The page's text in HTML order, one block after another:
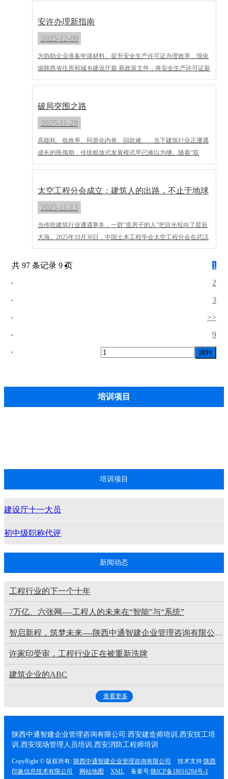
安许办理新指南
2025-12-09
为协助企业准备申请材料、提升安全生产许可证办理效率，现依
据陕西省住房和城乡建设厅最 新政策文件，将安全生产许可证新
申请与延期办理的核心条件、合规重点及操作建议进行系统梳
破局突围之路
2025-11-28
高能耗、低效率、同质化内卷、回款难……当下建筑行业正遭遇
成长的瓶颈期，传统粗放式发展模式早已难以为继。随着“双
碳”政策推进、数字化浪潮袭来，以及市场竞争的白热化，主动
题”！作为深耕行业的工程人，这4条转型出路须提前布局，才能
在洗牌期站稳脚跟！
太空工程分会成立：建筑人的出路，不止于地球
2025-11-13
当传统建筑行业遭遇寒冬，一群"造房子的人"把目光投向了星辰
大海。‌2025年10月30日，中国土木工程学会太空工程分会在武汉
正式成立，210余名来自高校、科研院所和工程单位的代表齐聚
一堂。这个由华中科技大学支撑的新平台，正在为建筑行业开辟
共 97 条记录 9 页
1
2
3
>>
9
跳转
培训项目
培训项目
建设厅十一大员
初中级职称代评
新闻动态
工程行业的下一个十年
‌7万亿、六张网----工程人的未来在“智能”与“系统”‌
智启新程，筑梦未来----陕西中通智建企业管理咨询有限公司祝广大学子金榜题名
许家印受审，工程行业正在被重新洗牌
建筑企业的ABC
查看更多
陕西中通智建企业管理咨询有限公司:西安建造师培训,西安技工培
训,西安现场管理人员培训,西安消防工程师培训
CopyRight © 版权所有: 陕西中通智建企业管理咨询有限公司 技术支持:陕西
印象信息技术有限公司
网站地图 XML 备案号:陕ICP备18016284号-1